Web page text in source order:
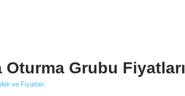
Grubu Fiyatları
ve Fiyatları